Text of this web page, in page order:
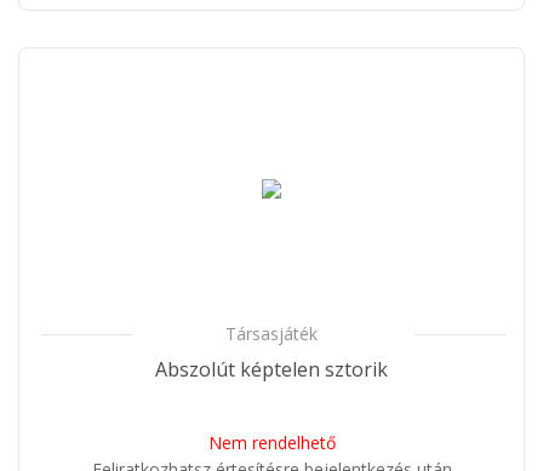
Társasjáték
Abszolút képtelen sztorik
Nem rendelhető